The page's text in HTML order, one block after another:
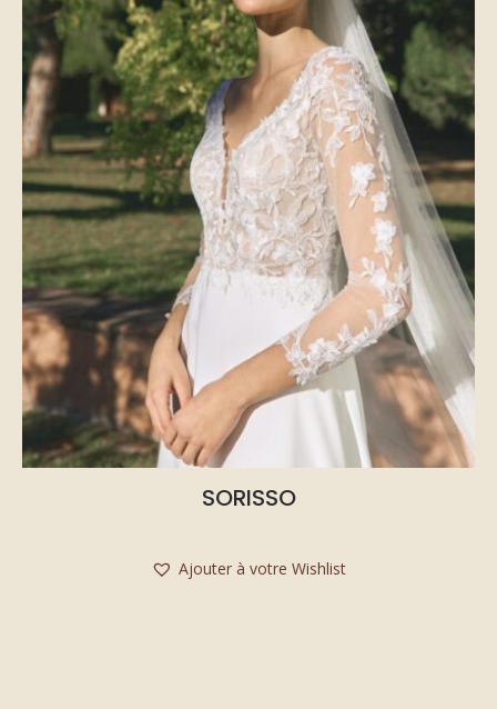
SORISSO
Ajouter à votre Wishlist